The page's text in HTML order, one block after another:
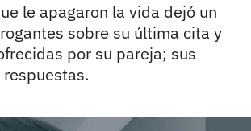
le apagaron la vida dejó un
sobre su última cita y
por su pareja; sus